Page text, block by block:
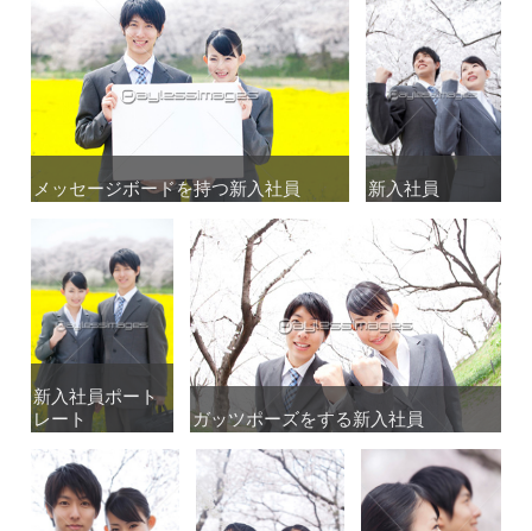
メッセージボードを持つ新入社員
メッセージボードを持つ新入社員 新入社員
新入社員
新入社員ポート
レート
新入社員ポート
レート
ガッツポーズをする新入社員
ガッツポーズをする新入社員